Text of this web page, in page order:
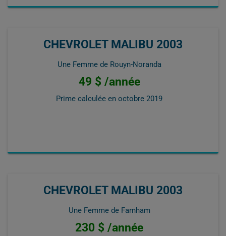
CHEVROLET MALIBU 2003
Une Femme de Rouyn-Noranda
49 $ /année
Prime calculée en octobre 2019
CHEVROLET MALIBU 2003
Une Femme de Farnham
230 $ /année